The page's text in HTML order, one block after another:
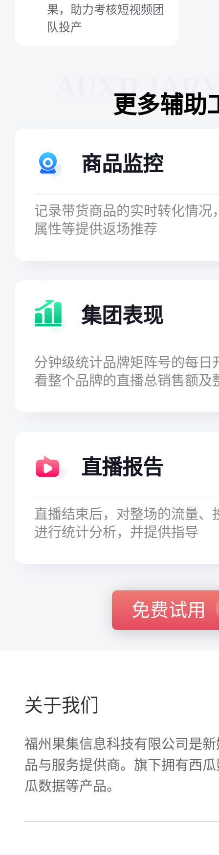
果，助力考核短视频团
队投产
更多辅助
商品监控
记录带货商品的实时转化情况
属性等提供返场推荐
集团表现
分钟级统计品牌矩阵号的每日
看整个品牌的直播总销售额及
直播报告
直播结束后，对整场的流量、
进行统计分析，并提供指导
免费试用
关于我们
福州果集信息科技有限公司是
品与服务提供商。旗下拥有西
瓜数据等产品。